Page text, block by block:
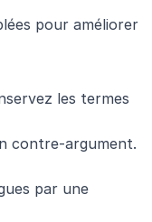
pour améliorer
les termes
contre-argument.
par une